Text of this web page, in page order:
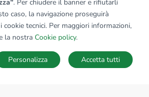
SALVA RICERCA
. Per chiudere il banner e rifiutarli
caso, la navigazione proseguirà
cookie tecnici. Per maggiori informazioni,
la nostra Cookie policy.
Accetta tutti
Personalizza